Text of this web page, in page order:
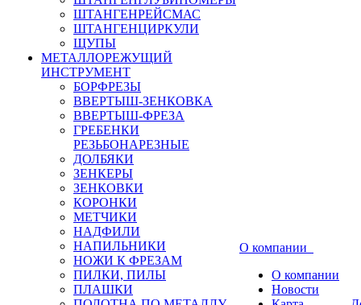
ШТАНГЕНРЕЙСМАС
ШТАНГЕНЦИРКУЛИ
ЩУПЫ
МЕТАЛЛОРЕЖУЩИЙ
ИНСТРУМЕНТ
БОРФРЕЗЫ
ВВЕРТЫШ-ЗЕНКОВКА
ВВЕРТЫШ-ФРЕЗА
ГРЕБЕНКИ
РЕЗЬБОНАРЕЗНЫЕ
ДОЛБЯКИ
ЗЕНКЕРЫ
ЗЕНКОВКИ
КОРОНКИ
МЕТЧИКИ
НАДФИЛИ
НАПИЛЬНИКИ
НОЖИ К ФРЕЗАМ
ПИЛКИ, ПИЛЫ
ПЛАШКИ
О компании
О компании
Новости